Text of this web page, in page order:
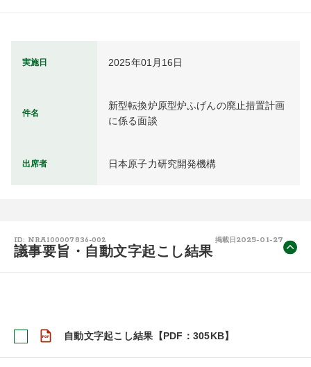
実施日 2025年01月16日
件名
新型転換炉原型炉ふげんの廃止措置計画
に係る面談
出席者 日本原子力研究開発機構
ID: NRA100007836-002 掲載日 2025-01-27
議事要旨・自動文字起こし結果
自動文字起こし結果【PDF：305KB】